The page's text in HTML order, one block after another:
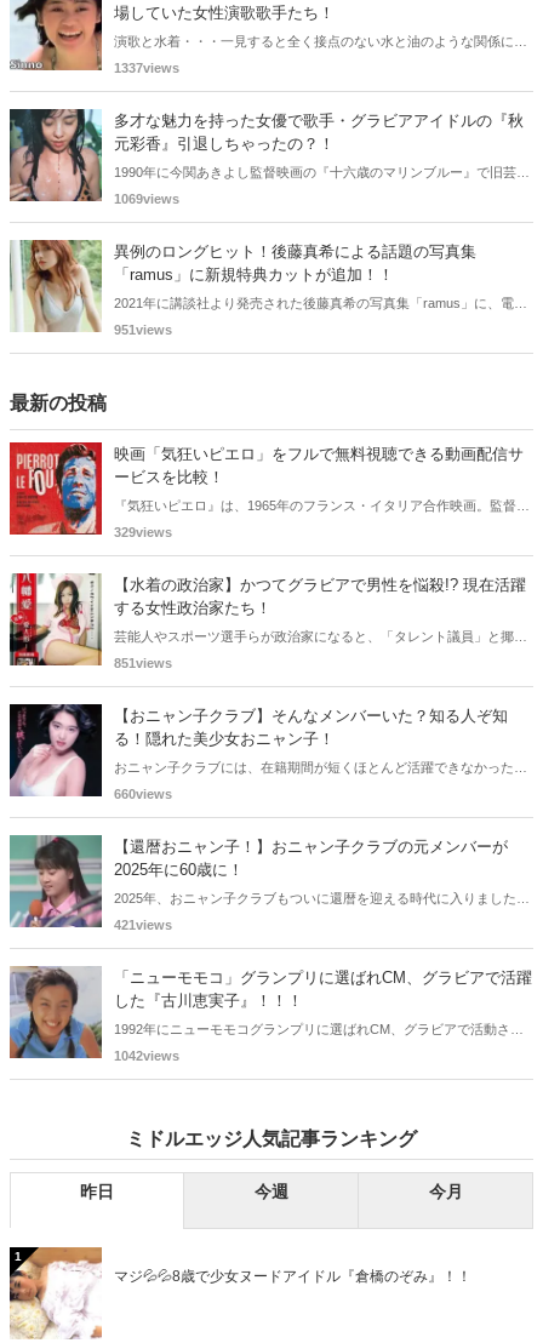
場していた女性演歌歌手たち！
演歌と水着・・・一見すると全く接点のない水と油のような関係に思
えますが、実は、水着姿を披露した経験を持つ女性演歌歌手は何人か
披露した歌手も!? 今回は、水着姿を公開したことのある5人の女性演
歌歌手をご紹介します。
1337views
多才な魅力を持った女優で歌手・グラビアアイドルの『秋
元彩香』引退しちゃったの？！
1990年に今関あきよし監督映画の『十六歳のマリンブルー』で旧芸名
は古谷 玲香で主演デビューした秋元 彩香さん。映画やドラマ・歌手
なくなりました。
1069views
異例のロングヒット！後藤真希による話題の写真集
「ramus」に新規特典カットが追加！！
2021年に講談社より発売された後藤真希の写真集「ramus」に、電子
版限定特典として新たな5カットを追加した「電子書籍限定カット付
951views
最新の投稿
映画「気狂いピエロ」をフルで無料視聴できる動画配信サ
ービスを比較！
『気狂いピエロ』は、1965年のフランス・イタリア合作映画。監督は
ジャン＝リュック・ゴダール。アンナ・カリーナ、ジャン＝ポール・
をご紹介します。
329views
【水着の政治家】かつてグラビアで男性を悩殺!? 現在活躍
する女性政治家たち！
芸能人やスポーツ選手らが政治家になると、「タレント議員」と揶揄
されることがありますが、同時に、"タレントとしての活躍" が再注目
わどいショットで多くの男性を魅了した女性も!? 今回は、そんなグラ
ビアで活躍した女性政治家6名をご紹介します。
851views
【おニャン子クラブ】そんなメンバーいた？知る人ぞ知
る！隠れた美少女おニャン子！
おニャン子クラブには、在籍期間が短くほとんど活躍できなかったも
のの、知る人ぞ知る "美少女おニャン子" がいました。それも、強制的
子まで様々です。今回は、筆者の独断と偏見で、4人の "隠れ美少女お
ニャン子" をご紹介します。
660views
【還暦おニャン子！】おニャン子クラブの元メンバーが
2025年に60歳に！
2025年、おニャン子クラブもついに還暦を迎える時代に入りました。
おニャン子クラブの元メンバーは全員が昭和40年代生まれで、そのう
れ）の二人です。しかも、この二人には年齢以外の共通点もありま
す。さて、誰と誰でしょうか？
421views
「ニューモモコ」グランプリに選ばれCM、グラビアで活躍
した『古川恵実子』！！！
1992年にニューモモコグランプリに選ばれCM、グラビアで活動され
ていた古川恵実子さん。2010年3月頃まではラジオDJを担当されてい
1042views
ミドルエッジ人気記事ランキング
昨日 今週 今月
1
マジ💦💦8歳で少女ヌードアイドル『倉橋のぞみ』！！